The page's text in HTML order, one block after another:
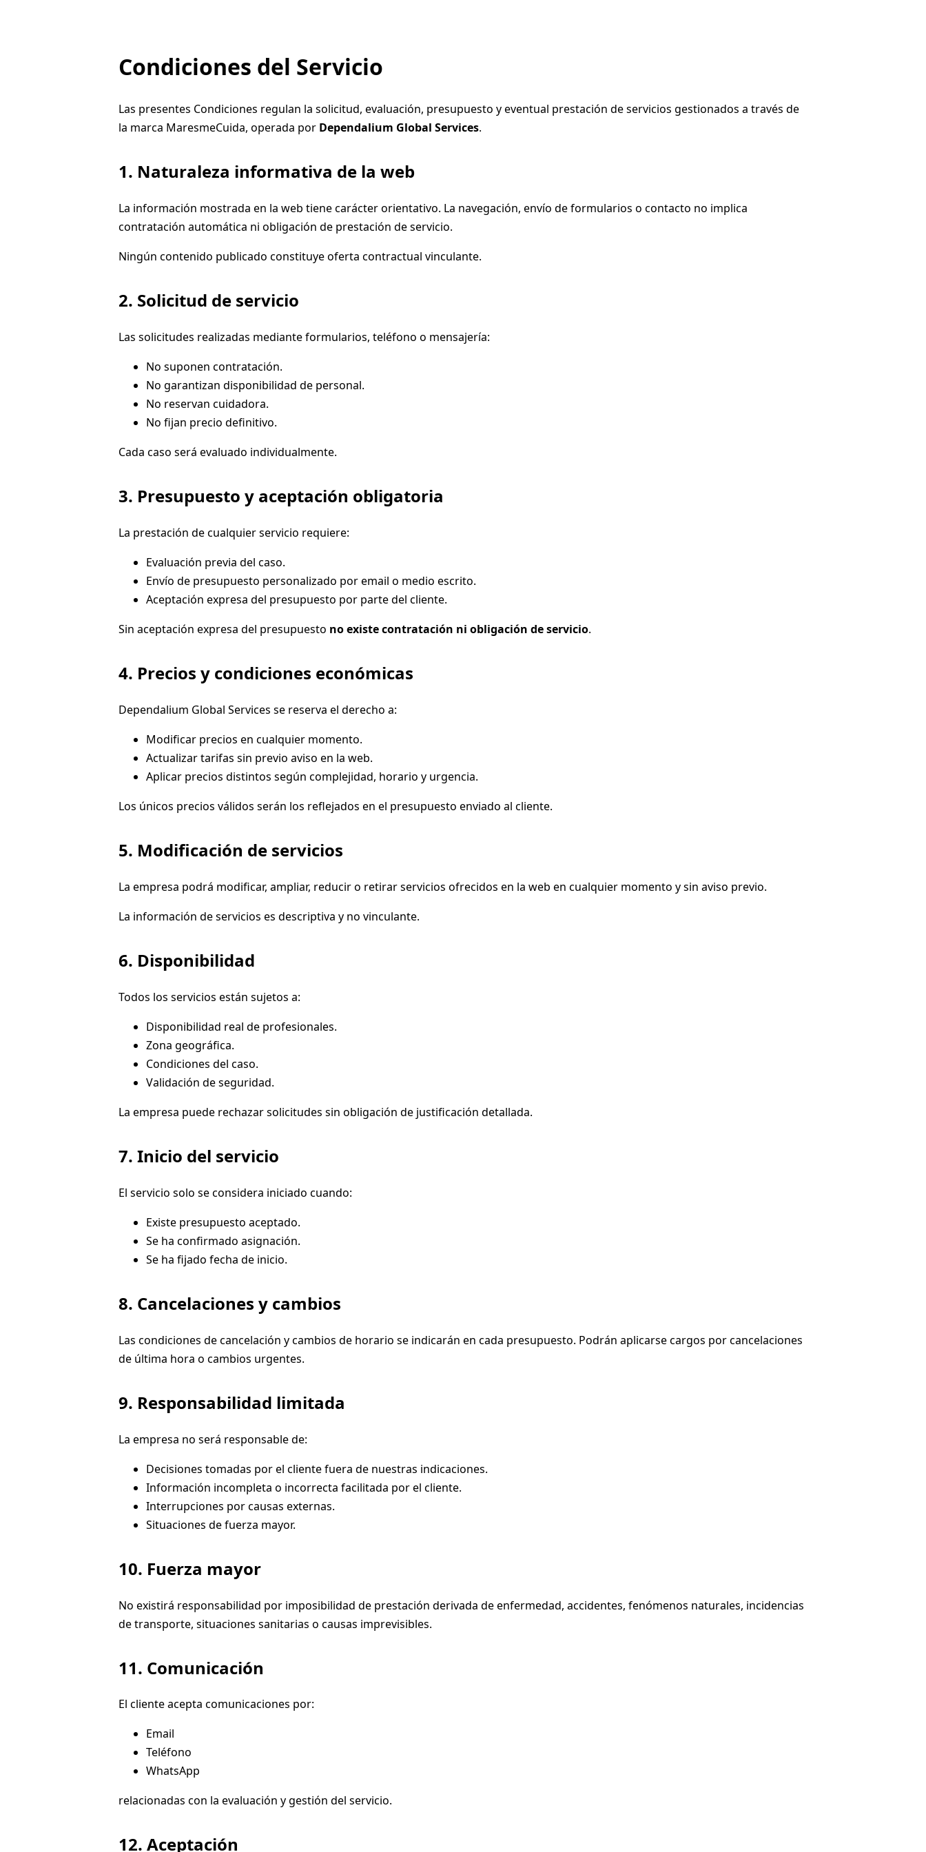
Condiciones del Servicio
Las presentes Condiciones regulan la solicitud, evaluación, presupuesto y eventual prestación de servicios gestionados a través de
la marca MaresmeCuida, operada por Dependalium Global Services.
1. Naturaleza informativa de la web
La información mostrada en la web tiene carácter orientativo. La navegación, envío de formularios o contacto no implica
contratación automática ni obligación de prestación de servicio.
Ningún contenido publicado constituye oferta contractual vinculante.
2. Solicitud de servicio
Las solicitudes realizadas mediante formularios, teléfono o mensajería:
No suponen contratación.
No garantizan disponibilidad de personal.
No reservan cuidadora.
No fijan precio definitivo.
Cada caso será evaluado individualmente.
3. Presupuesto y aceptación obligatoria
La prestación de cualquier servicio requiere:
Evaluación previa del caso.
Envío de presupuesto personalizado por email o medio escrito.
Aceptación expresa del presupuesto por parte del cliente.
Sin aceptación expresa del presupuesto no existe contratación ni obligación de servicio.
4. Precios y condiciones económicas
Dependalium Global Services se reserva el derecho a:
Modificar precios en cualquier momento.
Actualizar tarifas sin previo aviso en la web.
Aplicar precios distintos según complejidad, horario y urgencia.
Los únicos precios válidos serán los reflejados en el presupuesto enviado al cliente.
5. Modificación de servicios
La empresa podrá modificar, ampliar, reducir o retirar servicios ofrecidos en la web en cualquier momento y sin aviso previo.
La información de servicios es descriptiva y no vinculante.
6. Disponibilidad
Todos los servicios están sujetos a:
Disponibilidad real de profesionales.
Zona geográfica.
Condiciones del caso.
Validación de seguridad.
La empresa puede rechazar solicitudes sin obligación de justificación detallada.
7. Inicio del servicio
El servicio solo se considera iniciado cuando:
Existe presupuesto aceptado.
Se ha confirmado asignación.
Se ha fijado fecha de inicio.
8. Cancelaciones y cambios
Las condiciones de cancelación y cambios de horario se indicarán en cada presupuesto. Podrán aplicarse cargos por cancelaciones
de última hora o cambios urgentes.
9. Responsabilidad limitada
La empresa no será responsable de:
Decisiones tomadas por el cliente fuera de nuestras indicaciones.
Información incompleta o incorrecta facilitada por el cliente.
Interrupciones por causas externas.
Situaciones de fuerza mayor.
10. Fuerza mayor
No existirá responsabilidad por imposibilidad de prestación derivada de enfermedad, accidentes, fenómenos naturales, incidencias
de transporte, situaciones sanitarias o causas imprevisibles.
11. Comunicación
El cliente acepta comunicaciones por:
Email
Teléfono
WhatsApp
relacionadas con la evaluación y gestión del servicio.
12. Aceptación